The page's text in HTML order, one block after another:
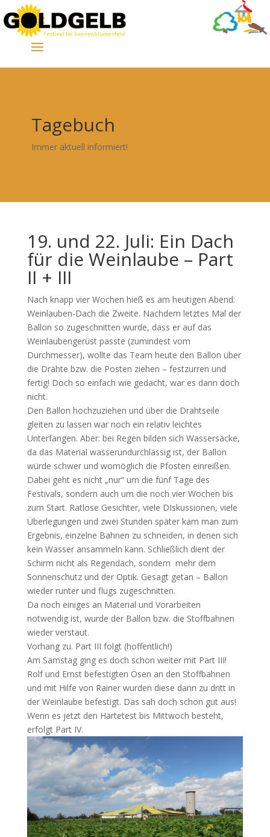
Tagebuch
Immer aktuell informiert!
19. und 22. Juli: Ein Dach
für die Weinlaube – Part
II + III
Nach knapp vier Wochen hieß es am heutigen Abend:
Weinlauben-Dach die Zweite. Nachdem letztes Mal der
Ballon so zugeschnitten wurde, dass er auf das
Weinlaubengerüst passte (zumindest vom
Durchmesser), wollte das Team heute den Ballon über
die Drähte bzw. die Posten ziehen – festzurren und
fertig! Doch so einfach wie gedacht, war es dann doch
nicht.
Den Ballon hochzuziehen und über die Drahtseile
gleiten zu lassen war noch ein relativ leichtes
Unterfangen. Aber: bei Regen bilden sich Wassersäcke,
da das Material wasserundurchlässig ist, der Ballon
würde schwer und womöglich die Pfosten einreißen.
Dabei geht es nicht „nur“ um die fünf Tage des
Festivals, sondern auch um die noch vier Wochen bis
zum Start. Ratlose Gesichter, viele DIskussionen, viele
Überlegungen und zwei Stunden später kam man zum
Ergebnis, einzelne Bahnen zu schneiden, in denen sich
kein Wasser ansammeln kann. Schließlich dient der
Schirm nicht als Regendach, sondern mehr dem
Sonnenschutz und der Optik. Gesagt getan – Ballon
wieder runter und flugs zugeschnitten.
Da noch einiges an Material und Vorarbeiten
notwendig ist, wurde der Ballon bzw. die Stoffbahnen
wieder verstaut.
Vorhang zu. Part III folgt (hoffentlich!)
Am Samstag ging es doch schon weiter mit Part III!
Rolf und Ernst befestigten Ösen an den Stoffbahnen
und mit Hilfe von Rainer wurden diese dann zu dritt in
der Weinlaube befestigt. Das sah doch schon gut aus!
Wenn es jetzt den Härtetest bis Mittwoch besteht,
erfolgt Part IV.